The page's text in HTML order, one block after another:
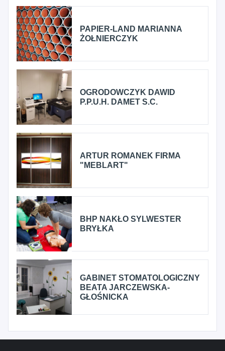
PAPIER-LAND MARIANNA
ŻOŁNIERCZYK
OGRODOWCZYK DAWID
P.P.U.H. DAMET S.C.
ARTUR ROMANEK FIRMA
"MEBLART"
BHP NAKŁO SYLWESTER
BRYŁKA
GABINET STOMATOLOGICZNY
BEATA JARCZEWSKA-
GŁOŚNICKA